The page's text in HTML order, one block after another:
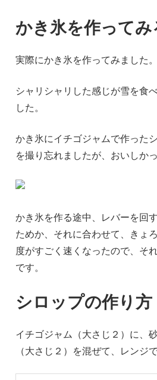
かき氷を作ってみ
実際にかき氷を作ってみました。
シャリシャリした感じが雪を食
した。
かき氷にイチゴジャムで作った
を撮り忘れましたが、おいしかっ
かき氷を作る途中、レバーを回
ためか、それに合わせて、きょ
度がすごく速くなったので、そ
です。
シロップの作り方
イチゴジャム（大さじ２）に、
（大さじ２）を混ぜて、レンジ